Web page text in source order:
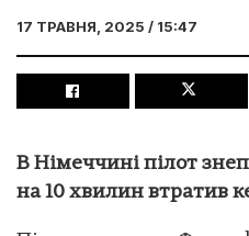
17 ТРАВНЯ, 2025 / 15:47
В Німеччині пілот
на 10 хвилин втратив